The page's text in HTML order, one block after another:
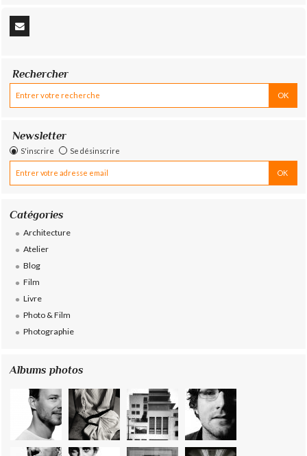
Rechercher
Newsletter
S'inscrire Se désinscrire
Catégories
Architecture
Atelier
Blog
Film
Livre
Photo & Film
Photographie
Albums photos